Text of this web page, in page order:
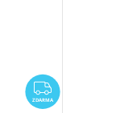
ZDARMA
ZDARMA